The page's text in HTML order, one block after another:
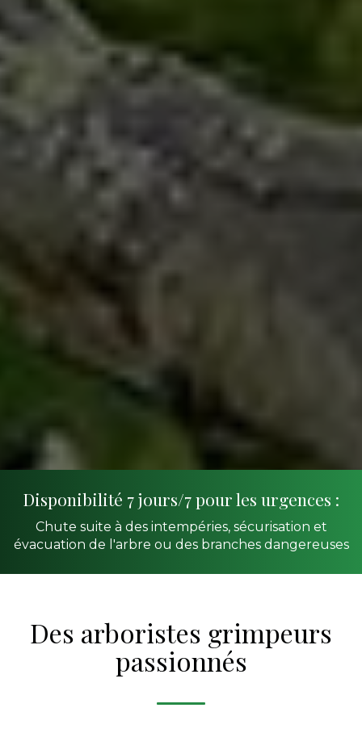
Disponibilité 7 jours/7 pour les urgences :
Chute suite à des intempéries, sécurisation et
évacuation de l'arbre ou des branches dangereuses
Des arboristes grimpeurs
passionnés